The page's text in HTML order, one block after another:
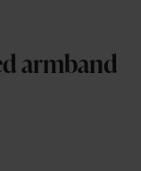
armband